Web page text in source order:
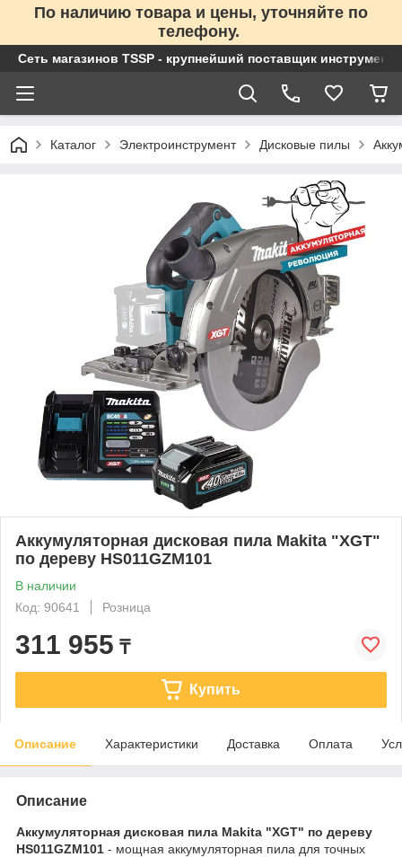
По наличию товара и цены, уточняйте по
телефону.
Сеть магазинов TSSP - крупнейший поставщик
Каталог Электроинструмент Дисковые пилы
Аккумуляторная дисковая пила Makita "XGT"
по дереву HS011GZM101
В наличии
Код: 90641
Розница
311 955 ₸
Купить
Описание Характеристики Доставка Оплата
Описание
Аккумуляторная дисковая пила Makita "XGT" по дереву
HS011GZM101 - мощная аккумуляторная пила для точных